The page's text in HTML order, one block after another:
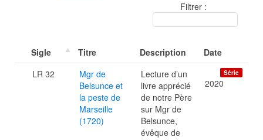
Filtrer :
Sigle Titre Description
Date
LR 32
Mgr de
Belsunce et
la peste de
Marseille
(1720)
Lecture d’un
livre apprécié
de notre Père
sur Mgr de
Belsunce,
évêque de
Série
2020